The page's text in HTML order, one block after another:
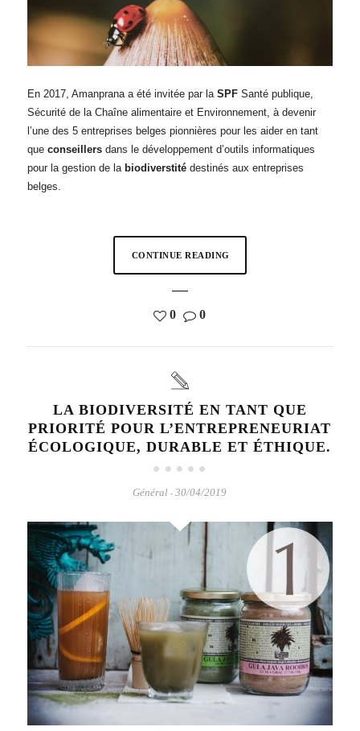
En 2017, Amanprana a été invitée par la SPF Santé publique,
Sécurité de la Chaîne alimentaire et Environnement, à devenir
l’une des 5 entreprises belges pionnières pour les aider en tant
que conseillersdans le développement d’outils informatiques
pour la gestion de la biodiverstitédestinés aux entreprises
belges.
CONTINUE READING
0 0
LA BIODIVERSITÉ EN TANT QUE
PRIORITÉ POUR L’ENTREPRENEURIAT
ÉCOLOGIQUE, DURABLE ET ÉTHIQUE.
Général - 30/04/2019